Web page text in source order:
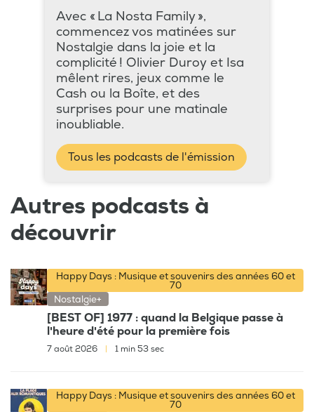
Avec « La Nosta Family »,
commencez vos matinées sur
Nostalgie dans la joie et la
complicité ! Olivier Duroy et Isa
mêlent rires, jeux comme le
Cash ou la Boîte, et des
surprises pour une matinale
inoubliable.
Tous les podcasts de l'émission
Autres podcasts à
découvrir
Happy Days : Musique et souvenirs des années 60 et
70
Nostalgie+
[BEST OF] 1977 : quand la Belgique passe à
l'heure d'été pour la première fois
7 août 2026 1 min 53 sec
Happy Days : Musique et souvenirs des années 60 et
70